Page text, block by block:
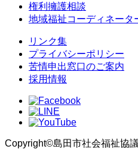
権利擁護相談
地域福祉コーディネータ
リンク集
プライバシーポリシー
苦情申出窓口のご案内
採用情報
Copyright©島田市社会福祉協